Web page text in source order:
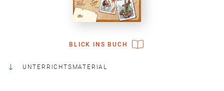
BLICK INS BUCH
UNTERRICHTSMATERIAL